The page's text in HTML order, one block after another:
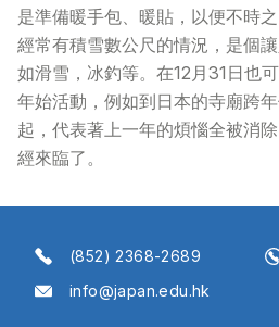
是準備暖手包、暖貼，以便不時
經常有積雪數公尺的情況，是個
如滑雪，冰釣等。在12月31日也
年始活動，例如到日本的寺廟跨
起，代表著上一年的煩惱全被消
經來臨了。
(852) 2368-2689
info@japan.edu.hk